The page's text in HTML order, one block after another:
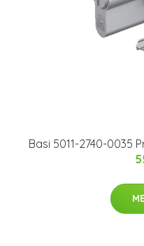
Basi 5011-2740-0035